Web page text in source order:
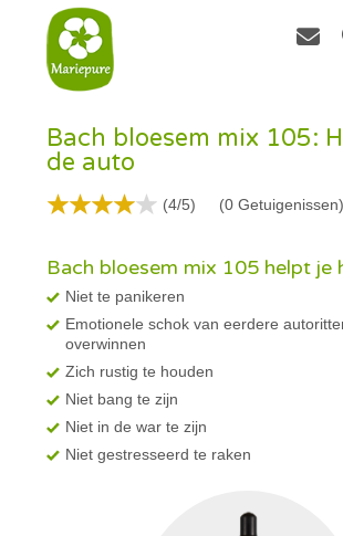
Bach bloesem mix 105:
de auto
(4/5) (0 Getuigenissen)
Bach bloesem mix 105 helpt je
Niet te panikeren
Emotionele schok van eerdere
overwinnen
Zich rustig te houden
Niet bang te zijn
Niet in de war te zijn
Niet gestresseerd te raken